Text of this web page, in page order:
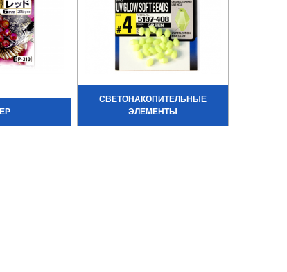
СВЕТОНАКОПИТЕЛЬНЫЕ
ЭЛЕМЕНТЫ